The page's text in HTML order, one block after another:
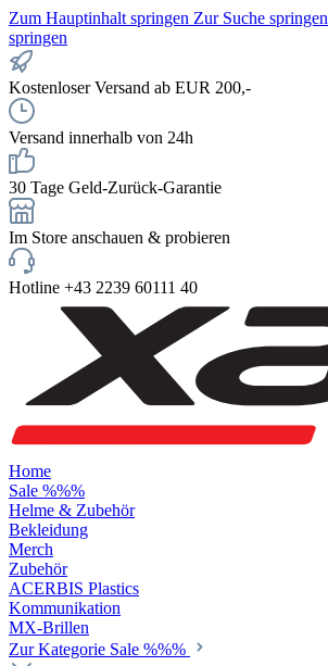
Zum Hauptinhalt springen Zur Suche springen
springen
Kostenloser Versand ab EUR 200,-
Versand innerhalb von 24h
30 Tage Geld-Zurück-Garantie
Im Store anschauen & probieren
Hotline +43 2239 60111 40
Home
Sale %%%
Helme & Zubehör
Bekleidung
Merch
Zubehör
ACERBIS Plastics
Kommunikation
MX-Brillen
Zur Kategorie Sale %%%